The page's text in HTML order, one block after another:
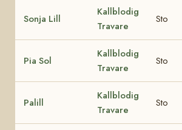
Sonja Lill
Kallblodig
Travare
Sto
Pia Sol
Kallblodig
Travare
Sto
Palill
Kallblodig
Travare
Sto